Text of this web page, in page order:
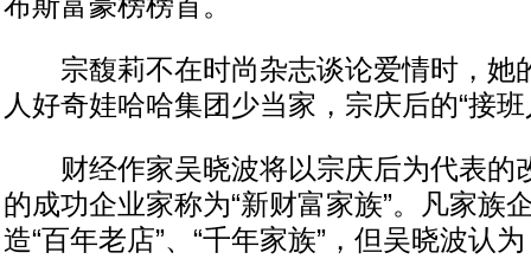
宗馥莉不在时尚杂志谈论爱情时，她
人好奇娃哈哈集团少当家，宗庆后的“接班
财经作家吴晓波将以宗庆后为代表的
的成功企业家称为“新财富家族”。凡家族
造“百年老店”、“千年家族”，但吴晓波认